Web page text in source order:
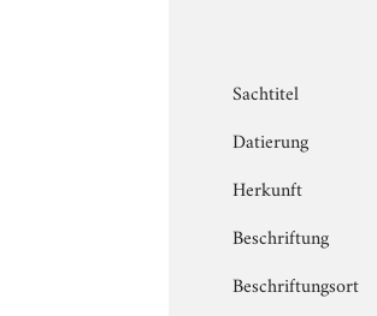
Sachtitel
Datierung
Herkunft
Beschriftung
Beschriftungsort